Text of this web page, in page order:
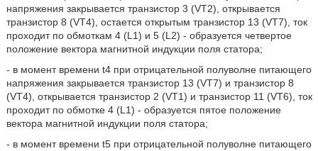
напряжения закрывается транзистор 3 (VT2), открывается
транзистор 8 (VT4), остается открытым транзистор 13 (VT7), ток
проходит по обмоткам 4 (L1) и 5 (L2) - образуется четвертое
положение вектора магнитной индукции поля статора;
- в момент времени t4 при отрицательной полуволне питающего
напряжения закрывается транзистор 13 (VT7) и транзистор 8
(VT4), открывается транзистор 2 (VT1) и транзистор 11 (VT6), ток
проходит по обмотке 4 (L1) - образуется пятое положение
вектора магнитной индукции поля статора;
- в момент времени t5 при отрицательной полуволне питающего